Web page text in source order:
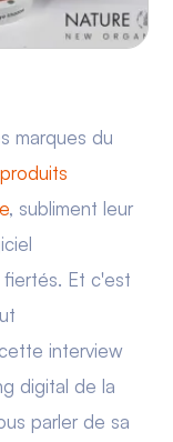
marques du
, subliment leur
fiertés. Et c'est
interview
digital de la
parler de sa